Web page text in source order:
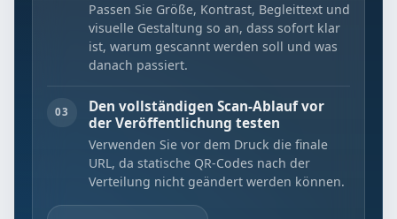
Passen Sie Größe, Kontrast, Begleittext und
visuelle Gestaltung so an, dass sofort klar
ist, warum gescannt werden soll und was
danach passiert.
03
Den vollständigen Scan-Ablauf vor
der Veröffentlichung testen
Verwenden Sie vor dem Druck die finale
URL, da statische QR-Codes nach der
Verteilung nicht geändert werden können.